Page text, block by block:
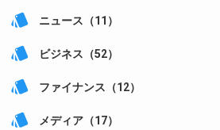
style ニュース（11）
style ビジネス（52）
style ファイナンス（12）
style メディア（17）